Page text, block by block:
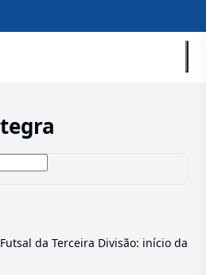
da Terceira Divisão: início da